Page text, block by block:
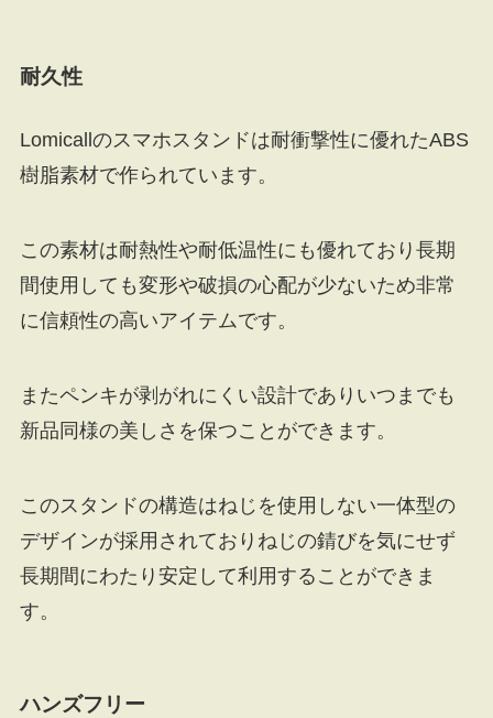
耐久性
Lomicallのスマホスタンドは耐衝撃性に優れたABS
樹脂素材で作られています。
この素材は耐熱性や耐低温性にも優れており長期
間使用しても変形や破損の心配が少ないため非常
に信頼性の高いアイテムです。
またペンキが剥がれにくい設計でありいつまでも
新品同様の美しさを保つことができます。
このスタンドの構造はねじを使用しない一体型の
デザインが採用されておりねじの錆びを気にせず
長期間にわたり安定して利用することができま
す。
ハンズフリー